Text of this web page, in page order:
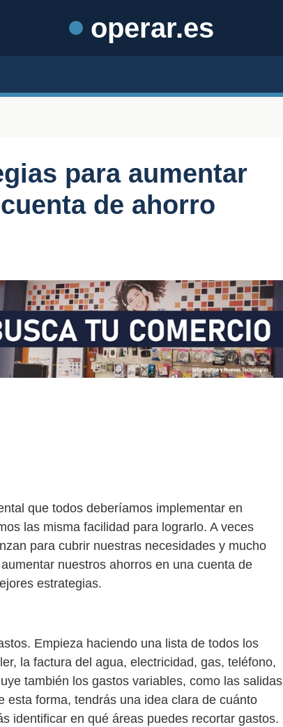
operar.es
para aumentar
de ahorro
que todos deberíamos implementar en
las misma facilidad para lograrlo. A veces
para cubrir nuestras necesidades y mucho
nuestros ahorros en una cuenta de
estrategias.
Empieza haciendo una lista de todos los
la factura del agua, electricidad, gas, teléfono,
también los gastos variables, como las salidas
esta forma, tendrás una idea clara de cuánto
identificar en qué áreas puedes recortar gastos.